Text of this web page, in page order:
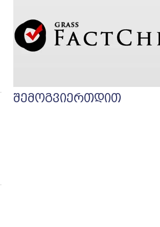
შემოგვიერთდით